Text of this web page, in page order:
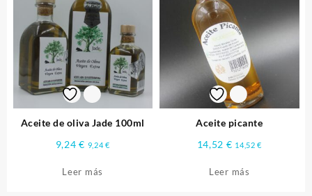
Aceite de oliva Jade 100ml
9,24€ 9,24€
Leer más
Aceite picante
14,52 € 14,52€
Leer más